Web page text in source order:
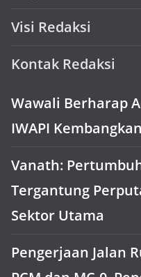
Visi Redaksi
Kontak Redaksi
Wawali Berharap
IWAPI
Vanath:
Tergantung
Sektor Utama
Pengerjaan Jalan